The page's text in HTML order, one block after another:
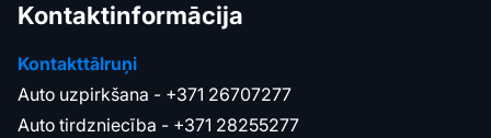
Kontaktinformācija
Kontakttālruņi
Auto uzpirkšana - +371 26707277
Auto tirdzniecība - +371 28255277